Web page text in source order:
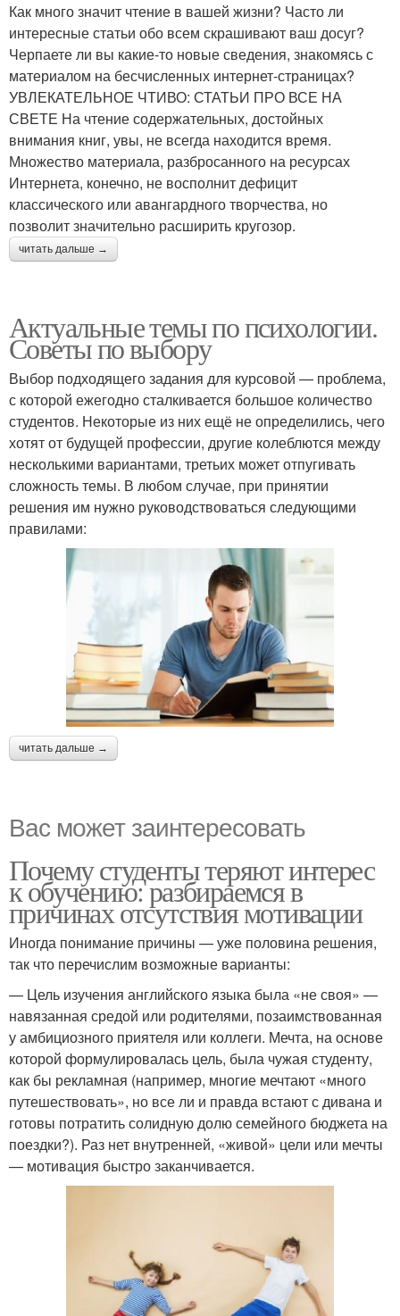
Как много значит чтение в вашей жизни? Часто ли
интересные статьи обо всем скрашивают ваш досуг?
Черпаете ли вы какие-то новые сведения, знакомясь с
материалом на бесчисленных интернет-страницах?
УВЛЕКАТЕЛЬНОЕ ЧТИВО: СТАТЬИ ПРО ВСЕ НА
СВЕТЕ На чтение содержательных, достойных
внимания книг, увы, не всегда находится время.
Множество материала, разбросанного на ресурсах
Интернета, конечно, не восполнит дефицит
классического или авангардного творчества, но
позволит значительно расширить кругозор.
читать дальше →
Актуальные темы по психологии.
Советы по выбору
Выбор подходящего задания для курсовой — проблема,
с которой ежегодно сталкивается большое количество
студентов. Некоторые из них ещё не определились, чего
хотят от будущей профессии, другие колеблются между
несколькими вариантами, третьих может отпугивать
сложность темы. В любом случае, при принятии
решения им нужно руководствоваться следующими
правилами:
читать дальше →
Вас может заинтересовать
Почему студенты теряют интерес
к обучению: разбираемся в
причинах отсутствия мотивации
Иногда понимание причины — уже половина решения,
так что перечислим возможные варианты:
— Цель изучения английского языка была «не своя» —
навязанная средой или родителями, позаимствованная
у амбициозного приятеля или коллеги. Мечта, на основе
которой формулировалась цель, была чужая студенту,
как бы рекламная (например, многие мечтают «много
путешествовать», но все ли и правда встают с дивана и
готовы потратить солидную долю семейного бюджета на
поездки?). Раз нет внутренней, «живой» цели или мечты
— мотивация быстро заканчивается.